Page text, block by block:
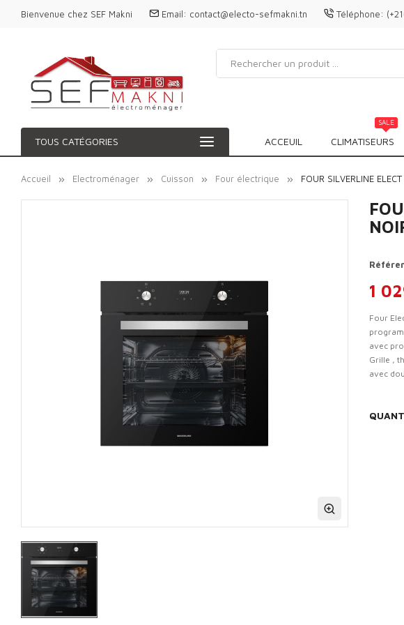
Bienvenue chez SEF Makni Email: contact@electo-sefmakni.tn Téléphone:
TOUS CATÉGORIES ACCEUIL
SALE
CLIMATISEURS
Accueil Electroménager Cuisson Four électrique FOUR SILVERLINE
1
Four
avec
Grille ,
avec